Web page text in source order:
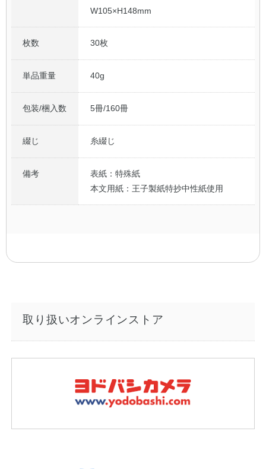
W105×H148mm
枚数 30枚
単品重量 40g
包装/梱入数 5冊/160冊
綴じ 糸綴じ
備考
表紙：特殊紙
本文用紙：王子製紙特抄中性紙使用
取り扱いオンラインストア